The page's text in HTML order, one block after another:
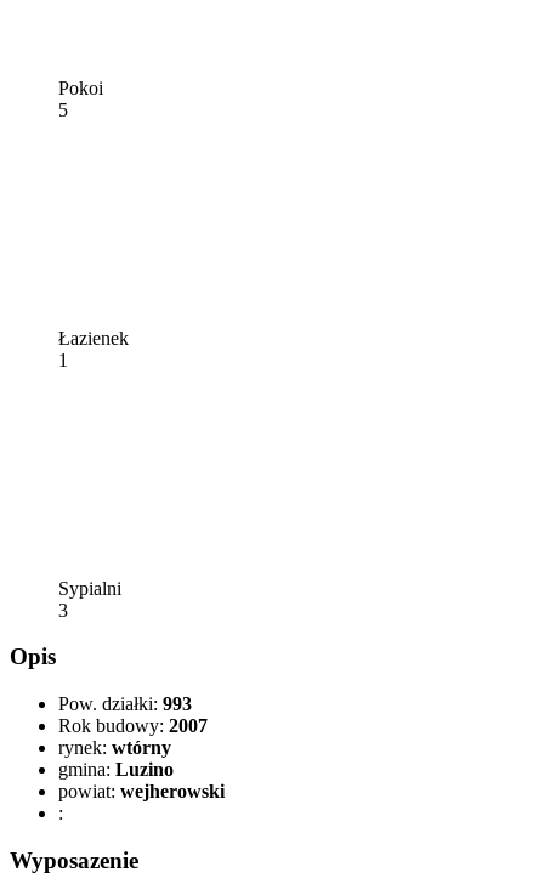
Pokoi
5
Łazienek
1
Sypialni
3
Opis
Pow. działki: 993
Rok budowy: 2007
rynek: wtórny
gmina: Luzino
powiat: wejherowski
:
Wyposazenie